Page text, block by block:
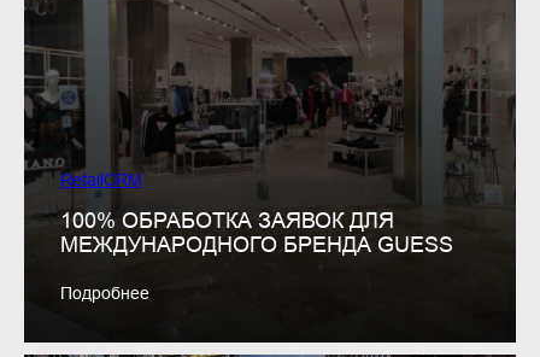
RetailCRM
100% ОБРАБОТКА ЗАЯВОК ДЛЯ
МЕЖДУНАРОДНОГО БРЕНДА GUESS
Подробнее